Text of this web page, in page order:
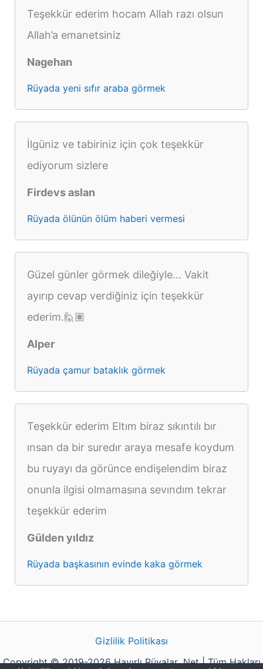
Teşekkür ederim hocam Allah razı olsun
Allah’a emanetsiniz
Nagehan
Rüyada yeni sıfır araba görmek
İlgüniz ve tabiriniz için çok teşekkür
ediyorum sizlere
Firdevs aslan
Rüyada ölünün ölüm haberi vermesi
Güzel günler görmek dileğiyle... Vakit
ayırıp cevap verdiğiniz için teşekkür
ederim.🙋🏽
Alper
Rüyada çamur bataklık görmek
Teşekkür ederim Eltım biraz sıkıntılı bır
ınsan da bir suredır araya mesafe koydum
bu ruyayı da görünce endişelendim biraz
onunla ilgisi olmamasına sevındım tekrar
teşekkür ederim
Gülden yıldız
Rüyada başkasının evinde kaka görmek
Gizlilik Politikası
Copyright © 2019-2026 Hayırlı Rüyalar .Net | Tüm Hakları